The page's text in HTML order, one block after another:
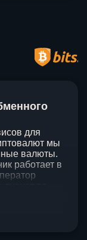
для
мы
валюты.
работает в
обмены